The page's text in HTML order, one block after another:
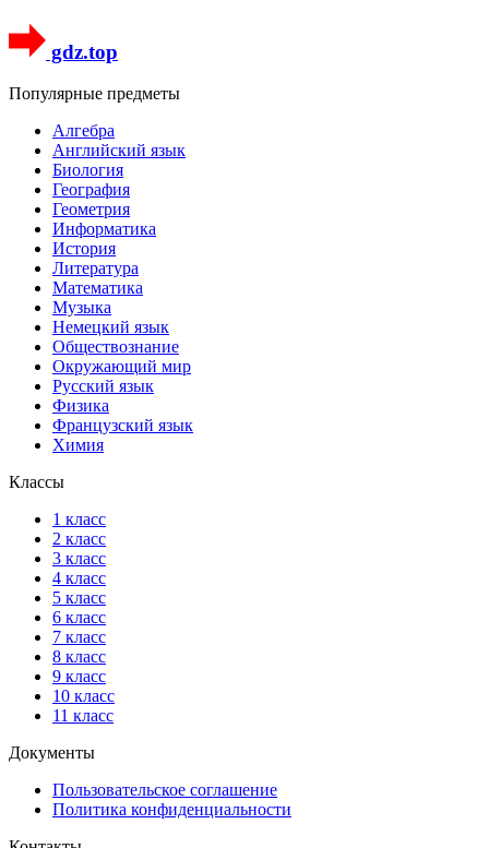
gdz.top
Популярные предметы
Алгебра
Английский язык
Биология
География
Геометрия
Информатика
История
Литература
Математика
Музыка
Немецкий язык
Обществознание
Окружающий мир
Русский язык
Физика
Французский язык
Химия
Классы
1 класс
2 класс
3 класс
4 класс
5 класс
6 класс
7 класс
8 класс
9 класс
10 класс
11 класс
Документы
Пользовательское соглашение
Политика конфиденциальности